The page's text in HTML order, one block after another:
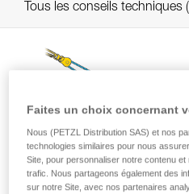
Tous les conseils techniques
Secours sur pylône en
mobile avec REEVE
Faites un choix concernant
Nous (PETZL Distribution SAS) et nos
technologies similaires pour nous
Site, pour personnaliser notre contenu
trafic. Nous partageons également des
sur notre Site, avec nos partenaires